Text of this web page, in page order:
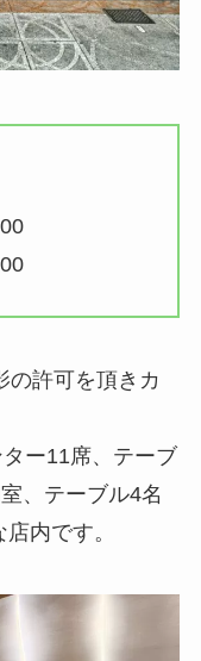
の許可を頂きカ
ー11席、テーブ
、テーブル4名
内です。